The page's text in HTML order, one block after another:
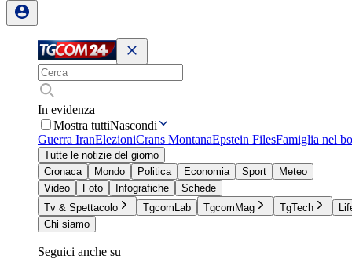
In evidenza
Mostra tuttiNascondi
Guerra IranElezioniCrans MontanaEpstein FilesFamiglia nel
Tutte le notizie del giorno
Cronaca
Mondo Politica Economia Sport
Meteo
Video
Foto Infografiche
Schede
Tv & Spettacolo
TgcomLab TgcomMag TgTech
Chi siamo
Seguici anche su